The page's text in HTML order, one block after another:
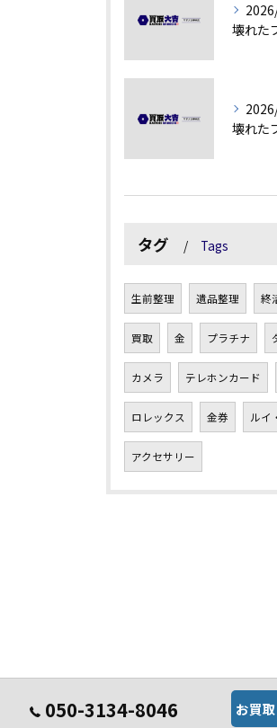
タグ Tags
生前整理 遺品整理 終
買取 金 プラチナ
カメラ テレホンカード
ロレックス 金券 ルイ
アクセサリー
050-3134-8046 お買